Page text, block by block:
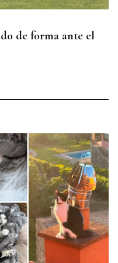
de forma ante el
Jorge en el
de final